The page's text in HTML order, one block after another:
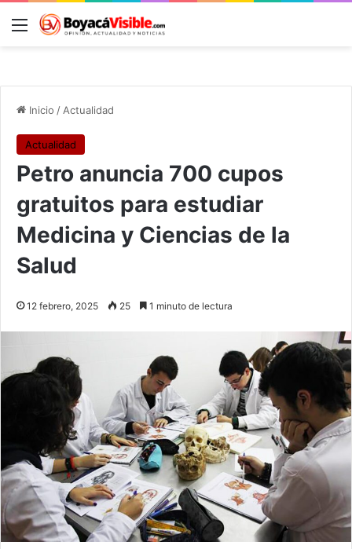
Menú
Inicio / Actualidad
Actualidad
Petro anuncia 700 cupos
gratuitos para estudiar
Medicina y Ciencias de la
Salud
12 febrero, 2025 25 1 minuto de lectura